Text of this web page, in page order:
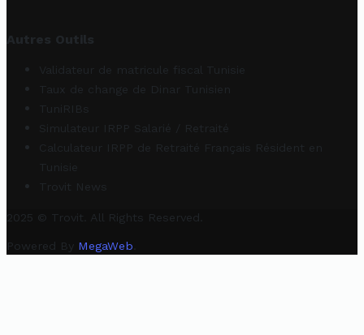
Autres Outils
Validateur de matricule fiscal Tunisie
Taux de change de Dinar Tunisien
TuniRIBs
Simulateur IRPP Salarié / Retraité
Calculateur IRPP de Retraité Français Résident en
Tunisie
Trovit News
2025 © Trovit. All Rights Reserved.
Powered By MegaWeb